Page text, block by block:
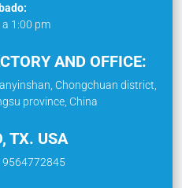
1:00 pm
AND OFFICE:
Chongchuan district,
province, China
TX. USA
9564772845